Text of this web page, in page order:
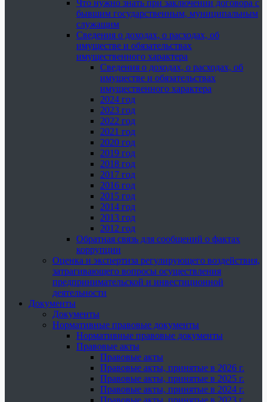
Что нужно знать при заключении договора с
бывшим государственным, муниципальным
служащим
Сведения о доходах, о расходах, об
имуществе и обязательствах
имущественного характера
Сведения о доходах, о расходах, об
имуществе и обязательствах
имущественного характера
2024 год
2023 год
2022 год
2021 год
2020 год
2019 год
2018 год
2017 год
2016 год
2015 год
2014 год
2013 год
2012 год
Обратная связь для сообщений о фактах
коррупции
Оценка и экспертиза регулирующего воздействия,
затрагивающего вопросы осуществления
предпринимательской и инвестиционной
деятельности
Документы
Документы
Нормативные правовые документы
Нормативные правовые документы
Правовые акты
Правовые акты
Правовые акты, принятые в 2026 г.
Правовые акты, принятые в 2025 г.
Правовые акты, принятые в 2024 г.
Правовые акты, принятые в 2023 г.